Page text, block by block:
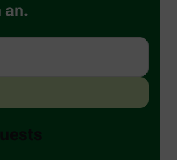
an.